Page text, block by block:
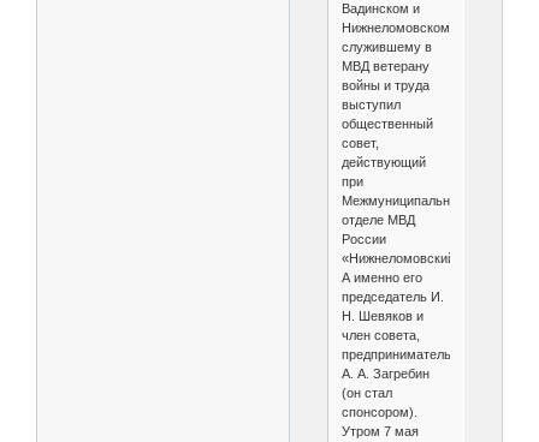
Вадинском и
Нижнеломовском)
служившему в
МВД ветерану
войны и труда
выступил
общественный
совет,
действующий
при
Межмуниципальном
отделе МВД
России
«Нижнеломовский».
А именно его
председатель И.
Н. Шевяков и
член совета,
предприниматель
А. А. Загребин
(он стал
спонсором).
Утром 7 мая